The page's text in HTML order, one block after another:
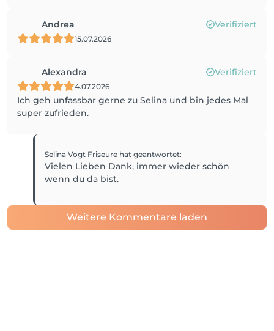
Andrea Verifiziert
15.07.2026
Alexandra Verifiziert
4.07.2026
Ich geh unfassbar gerne zu Selina und bin jedes Mal
super zufrieden.
Selina Vogt Friseure hat geantwortet:
Vielen Lieben Dank, immer wieder schön
wenn du da bist.
Weitere Kommentare laden